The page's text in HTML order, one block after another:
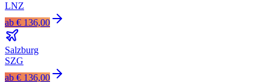
LNZ
ab € 136,00
Salzburg
SZG
ab € 136,00